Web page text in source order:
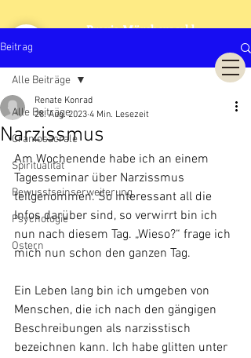
Praxis Märchenwald
Beitrag
Alle Beiträge
Craniosacrale
Spiritualität
Bewusstseinserweiterung
Psychologie
Ostern
Alle Beiträge
Narzissmus
Renate Konrad
28. Aug. 2023 4 Min. Lesezeit
Am Wochenende habe ich an einem
Tagesseminar über Narzissmus
teilgenommen. So interessant all die
Infos darüber sind, so verwirrt bin ich
nun nach diesem Tag. „Wieso?“ frage ich
mich nun schon den ganzen Tag.
Ein Leben lang bin ich umgeben von
Menschen, die ich nach den gängigen
Beschreibungen als narzisstisch
bezeichnen kann. Ich habe glitten unter